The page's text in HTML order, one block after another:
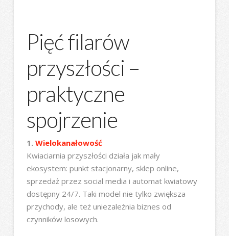
Pięć filarów
przyszłości –
praktyczne
spojrzenie
1. Wielokanałowość
Kwiaciarnia przyszłości działa jak mały
ekosystem: punkt stacjonarny, sklep online,
sprzedaż przez social media i automat kwiatowy
dostępny 24/7. Taki model nie tylko zwiększa
przychody, ale też uniezależnia biznes od
czynników losowych.